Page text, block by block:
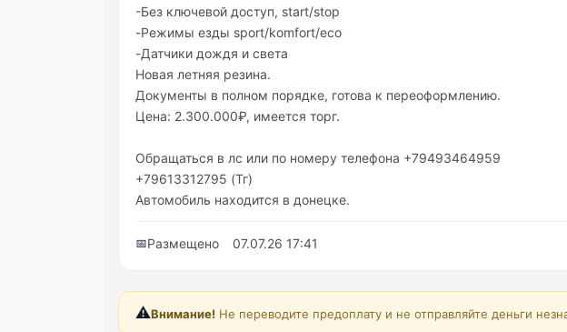
-Без ключевой доступ, start/stop
-Режимы езды sport/komfort/eco
-Датчики дождя и света
Новая летняя резина.
Документы в полном порядке, готова к переоформлению.
Цена: 2.300.000₽, имеется торг.
Обращаться в лс или по номеру телефона +79493464959
+79613312795 (Тг)
Автомобиль находится в донецке.
📅Размещено 07.07.26 17:41
⚠️Внимание! Не переводите предоплату и не отправляйте деньги